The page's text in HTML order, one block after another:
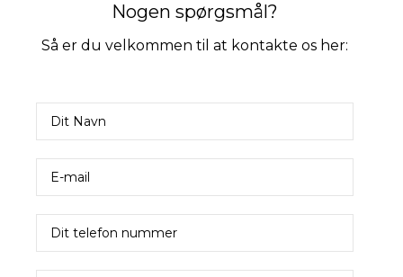
Nogen spørgsmål?
Så er du velkommen til at kontakte os her: